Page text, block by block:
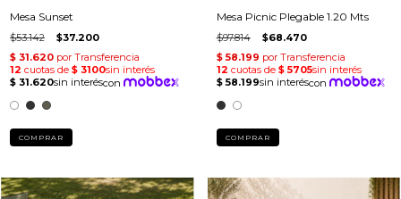
Mesa Sunset
$53.142 $37.200
COMPRAR
Mesa Picnic Plegable 1.20 Mts
$97.814 $68.470
COMPRAR